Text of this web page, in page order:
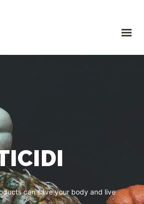
can save your body and live